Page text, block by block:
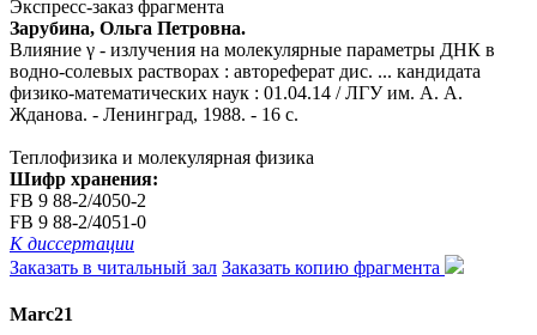
Экспресс-заказ фрагмента
Зарубина, Ольга Петровна.
Влияние γ - излучения на молекулярные параметры ДНК в
водно-солевых растворах : автореферат дис. ... кандидата
физико-математических наук : 01.04.14 / ЛГУ им. А. А.
Жданова. - Ленинград, 1988. - 16 с.
Теплофизика и молекулярная физика
Шифр хранения:
FB 9 88-2/4050-2
FB 9 88-2/4051-0
К диссертации
Заказать в читальный зал Заказать копию фрагмента
Marc21